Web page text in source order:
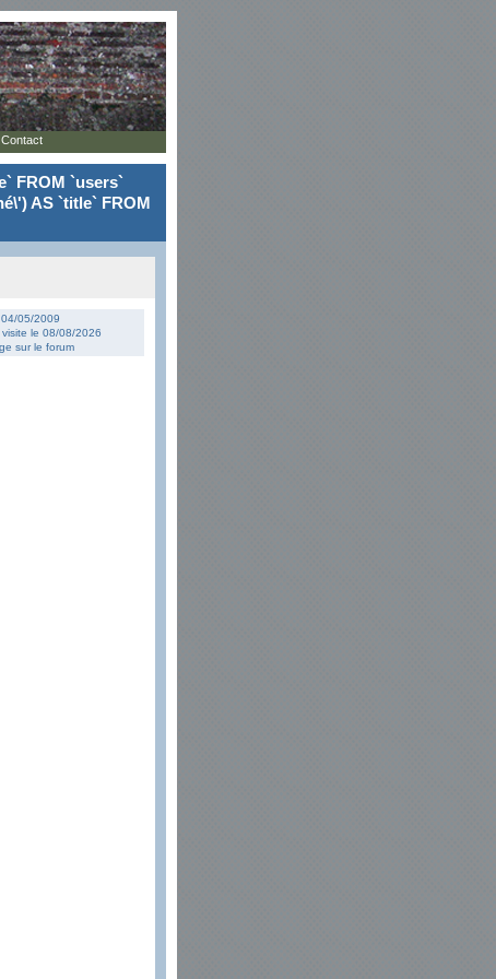
FROM `users`
AS `title` FROM
04/05/2009
visite le 08/08/2026
sur le forum
Contact